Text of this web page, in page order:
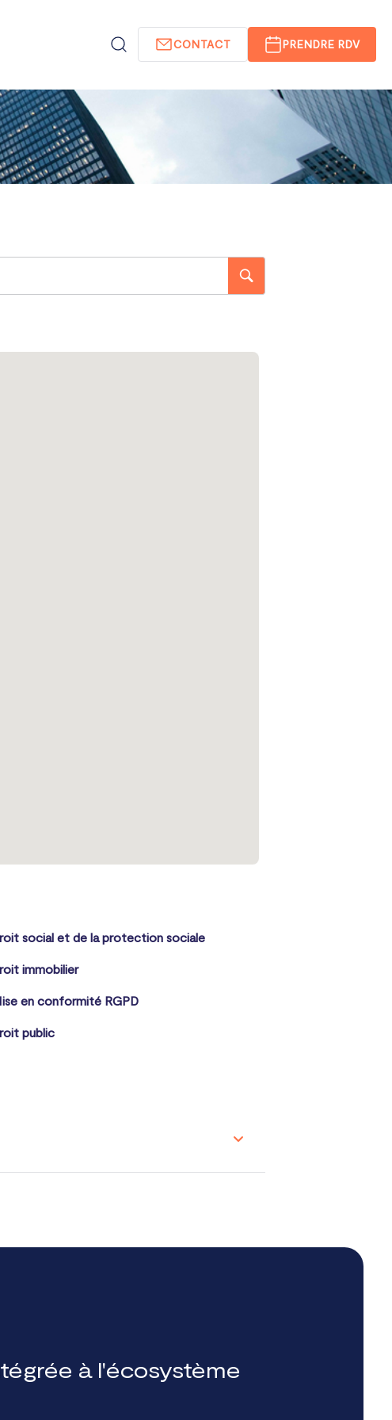
CONTACT PRENDRE RDV
social et de la protection sociale
immobilier
en conformité RGPD
public
à l'écosystème